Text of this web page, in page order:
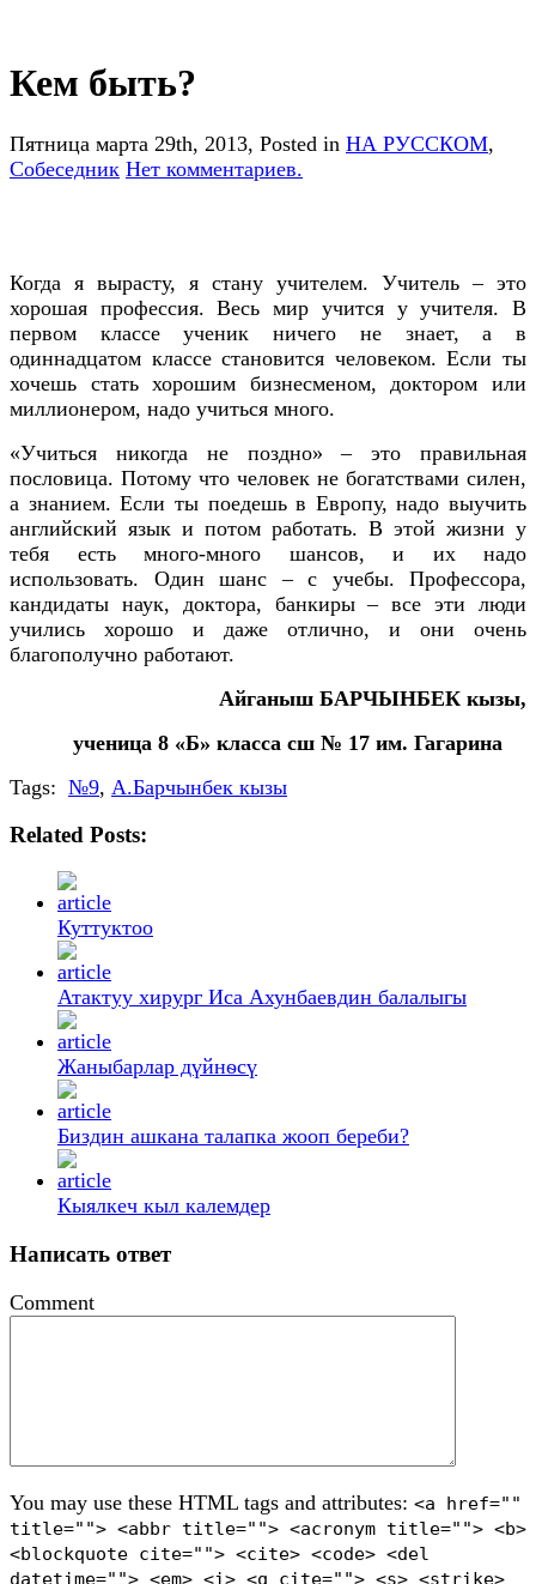
Кем быть?
Пятница марта 29th, 2013, Posted in НА РУССКОМ,
Собеседник Нет комментариев.
Когда я вырасту, я стану учителем. Учитель – это
хорошая профессия. Весь мир учится у учителя. В
первом классе ученик ничего не знает, а в
одиннадцатом классе становится человеком. Если ты
хочешь стать хорошим бизнесменом, доктором или
миллионером, надо учиться много.
«Учиться никогда не поздно» – это правильная
пословица. Потому что человек не богатствами силен,
а знанием. Если ты поедешь в Европу, надо выучить
английский язык и потом работать. В этой жизни у
тебя есть много-много шансов, и их надо
использовать. Один шанс – с учебы. Профессора,
кандидаты наук, доктора, банкиры – все эти люди
учились хорошо и даже отлично, и они очень
благополучно работают.
Айганыш БАРЧЫНБЕК кызы,
ученица 8 «Б» класса сш № 17 им. Гагарина
Tags: №9, А.Барчынбек кызы
Related Posts:
Куттуктоо
Атактуу хирург Иса Ахунбаевдин балалыгы
Жаныбарлар дүйнѳсү
Биздин ашкана талапка жооп береби?
Кыялкеч кыл калемдер
Написать ответ
Comment
You may use these HTML tags and attributes: <a href=""
title=""> <abbr title=""> <acronym title=""> <b>
<blockquote cite=""> <cite> <code> <del
datetime=""> <em> <i> <q cite=""> <s> <strike>